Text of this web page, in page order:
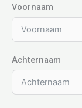
Voornaam
Achternaam